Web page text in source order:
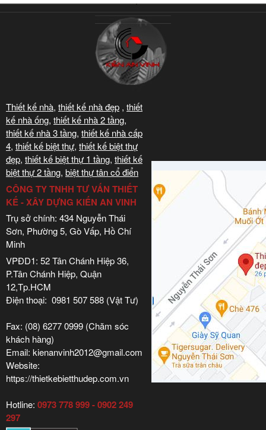
Thiết kế nhà, thiết kế nhà đẹp , thiết
kế nhà ống, thiết kế nhà 2 tầng,
thiết kế nhà 3 tầng, thiết kế nhà cấp
4, thiết kế biệt thự, thiết kế biệt thự
đẹp, thiết kế biệt thự 1 tầng, thiết kế
biệt thự 2 tầng, biệt thự tân cổ điển
CÔNG TY TNHH TƯ VẤN THIẾT
KẾ - XÂY DỰNG KIẾN AN VINH
Trụ sở chính: 434 Nguyễn Thái
Sơn, Phường 5, Gò Vấp, Hồ Chí
Minh
VPĐD1: 52 Tân Chánh Hiệp 36,
P.Tân Chánh Hiệp, Quận
12,Tp.HCM
Điện thoại: 0981 507 588 (Vật Tư)
Fax: (08) 6277 0999 (Chăm sóc
khách hàng)
Email: kienanvinh2012@gmail.com
Website:
https://thietkebietthudep.com.vn
Hotline: 0973 778 999 - 0902 249
297